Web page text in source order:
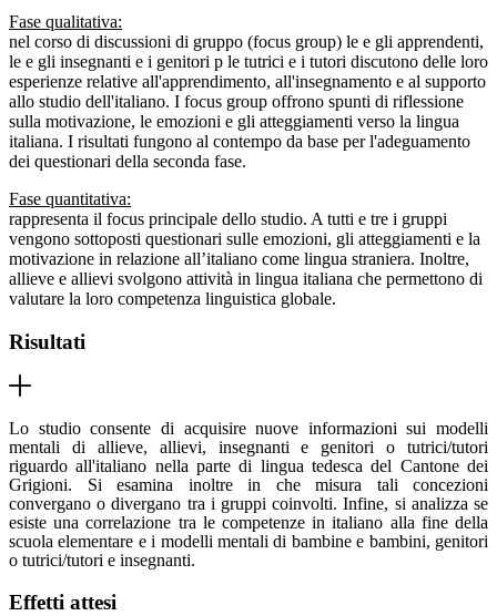
Fase qualitativa:
nel corso di discussioni di gruppo (focus group) le e gli apprendenti,
le e gli insegnanti e i genitori p le tutrici e i tutori discutono delle loro
esperienze relative all'apprendimento, all'insegnamento e al supporto
allo studio dell'italiano. I focus group offrono spunti di riflessione
sulla motivazione, le emozioni e gli atteggiamenti verso la lingua
italiana. I risultati fungono al contempo da base per l'adeguamento
dei questionari della seconda fase.
Fase quantitativa:
rappresenta il focus principale dello studio. A tutti e tre i gruppi
vengono sottoposti questionari sulle emozioni, gli atteggiamenti e la
motivazione in relazione all’italiano come lingua straniera. Inoltre,
allieve e allievi svolgono attività in lingua italiana che permettono di
valutare la loro competenza linguistica globale.
Risultati
Lo studio consente di acquisire nuove informazioni sui modelli
mentali di allieve, allievi, insegnanti e genitori o tutrici/tutori
riguardo all'italiano nella parte di lingua tedesca del Cantone dei
Grigioni. Si esamina inoltre in che misura tali concezioni
convergano o divergano tra i gruppi coinvolti. Infine, si analizza se
esiste una correlazione tra le competenze in italiano alla fine della
scuola elementare e i modelli mentali di bambine e bambini, genitori
o tutrici/tutori e insegnanti.
Effetti attesi